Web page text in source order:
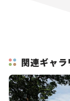
関連ギャラ